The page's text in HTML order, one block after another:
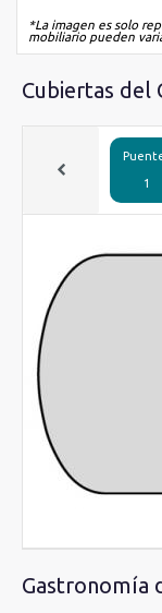
*La imagen es solo
mobiliario pueden
Cubiertas del
Puente
1
Gastronomía